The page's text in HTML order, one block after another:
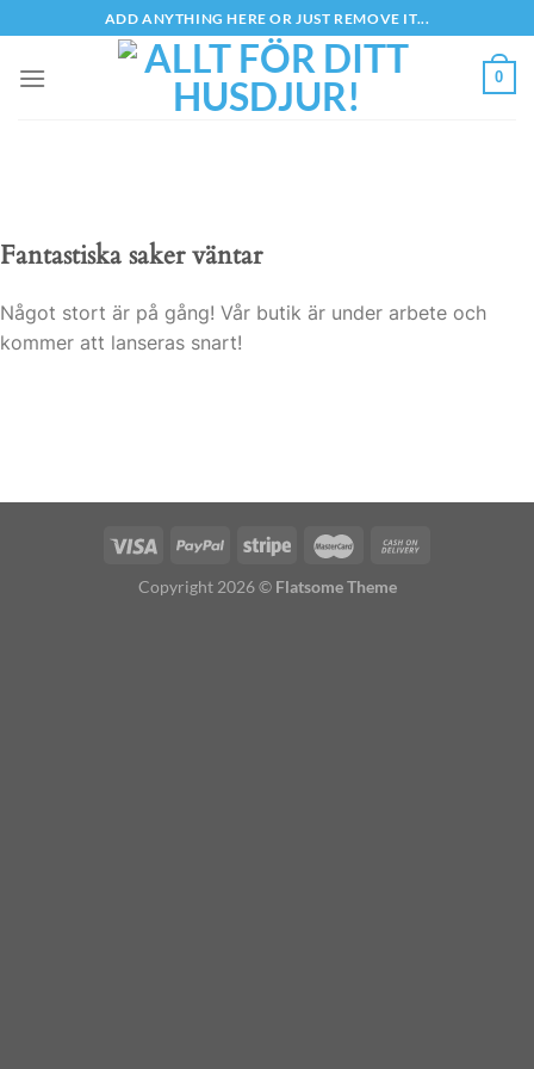
to
content
ADD ANYTHING HERE OR JUST REMOVE IT...
0
Fantastiska saker väntar
Något stort är på gång! Vår butik är under arbete och
kommer att lanseras snart!
Copyright 2026 © Flatsome Theme